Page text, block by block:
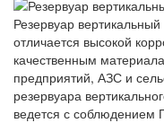
Резервуар
отличается высокой
качественным
предприятий, АЗС и
резервуара
ведется с соблюдением